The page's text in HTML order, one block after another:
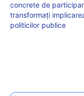
concrete de
transformați
politicilor publice